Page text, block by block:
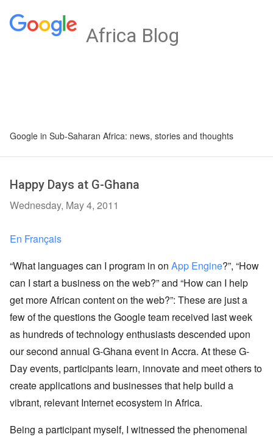
Africa Blog
Google in Sub-Saharan Africa: news, stories and thoughts
Happy Days at G-Ghana
Wednesday, May 4, 2011
En Français
“What languages can I program in on App Engine?”, “How
can I start a business on the web?” and “How can I help
get more African content on the web?”: These are just a
few of the questions the Google team received last week
as hundreds of technology enthusiasts descended upon
our second annual G-Ghana event in Accra. At these G-
Day events, participants learn, innovate and meet others to
create applications and businesses that help build a
vibrant, relevant Internet ecosystem in Africa.
Being a participant myself, I witnessed the phenomenal